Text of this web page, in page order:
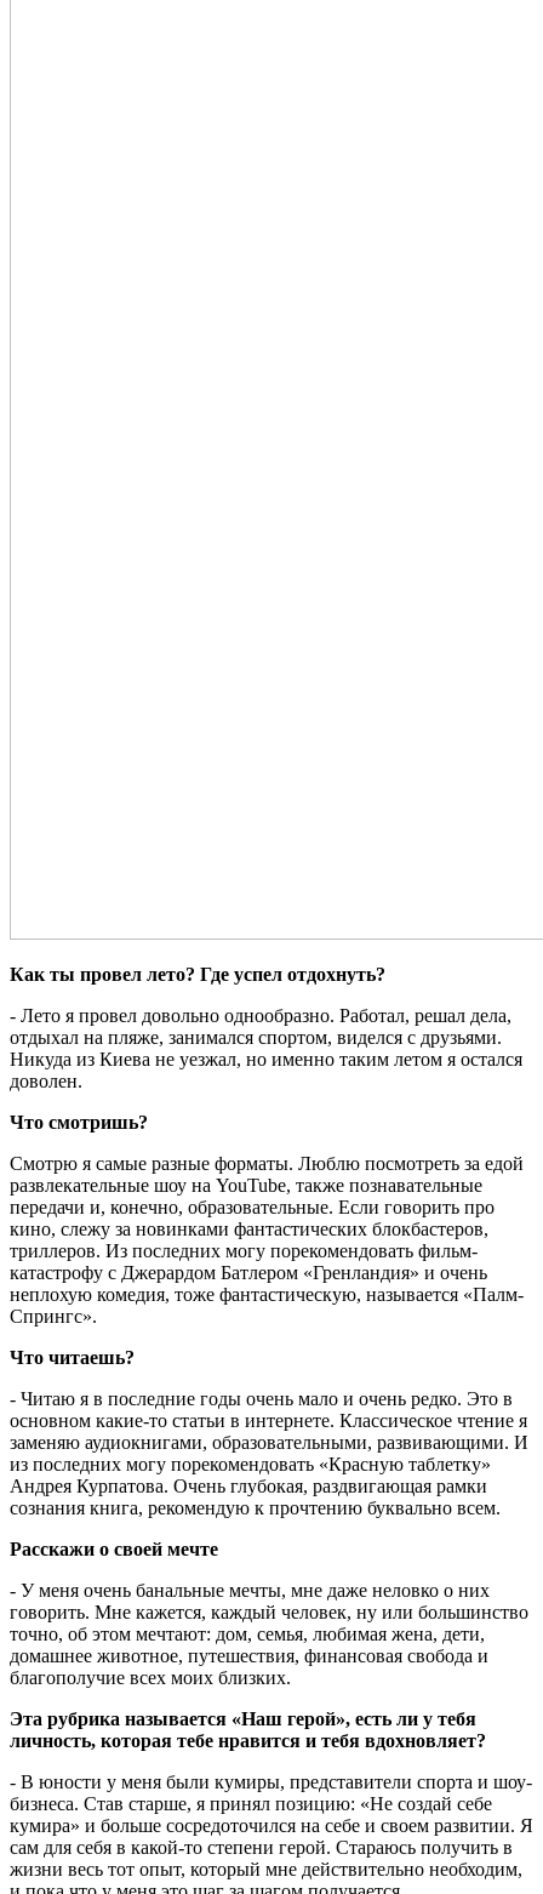
Как ты провел лето? Где успел отдохнуть?
- Лето я провел довольно однообразно. Работал, решал дела,
отдыхал на пляже, занимался спортом, виделся с друзьями.
Никуда из Киева не уезжал, но именно таким летом я остался
доволен.
Что смотришь?
Смотрю я самые разные форматы. Люблю посмотреть за едой
развлекательные шоу на YouTube, также познавательные
передачи и, конечно, образовательные. Если говорить про
кино, слежу за новинками фантастических блокбастеров,
триллеров. Из последних могу порекомендовать фильм-
катастрофу с Джерардом Батлером «Гренландия» и очень
неплохую комедия, тоже фантастическую, называется «Палм-
Спрингс».
Что читаешь?
- Читаю я в последние годы очень мало и очень редко. Это в
основном какие-то статьи в интернете. Классическое чтение я
заменяю аудиокнигами, образовательными, развивающими. И
из последних могу порекомендовать «Красную таблетку»
Андрея Курпатова. Очень глубокая, раздвигающая рамки
сознания книга, рекомендую к прочтению буквально всем.
Расскажи о своей мечте
- У меня очень банальные мечты, мне даже неловко о них
говорить. Мне кажется, каждый человек, ну или большинство
точно, об этом мечтают: дом, семья, любимая жена, дети,
домашнее животное, путешествия, финансовая свобода и
благополучие всех моих близких.
Эта рубрика называется «Наш герой», есть ли у тебя
личность, которая тебе нравится и тебя вдохновляет?
- В юности у меня были кумиры, представители спорта и шоу-
бизнеса. Став старше, я принял позицию: «Не создай себе
кумира» и больше сосредоточился на себе и своем развитии. Я
сам для себя в какой-то степени герой. Стараюсь получить в
жизни весь тот опыт, который мне действительно необходим,